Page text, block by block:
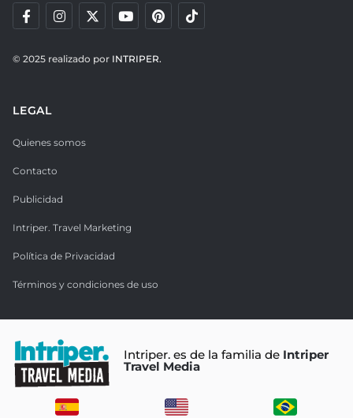
© 2025 realizado por INTRIPER.
LEGAL
Quienes somos
Contacto
Publicidad
Intriper. Travel Marketing
Política de Privacidad
Términos y condiciones de uso
Intriper. es de la familia de Intriper
Travel Media